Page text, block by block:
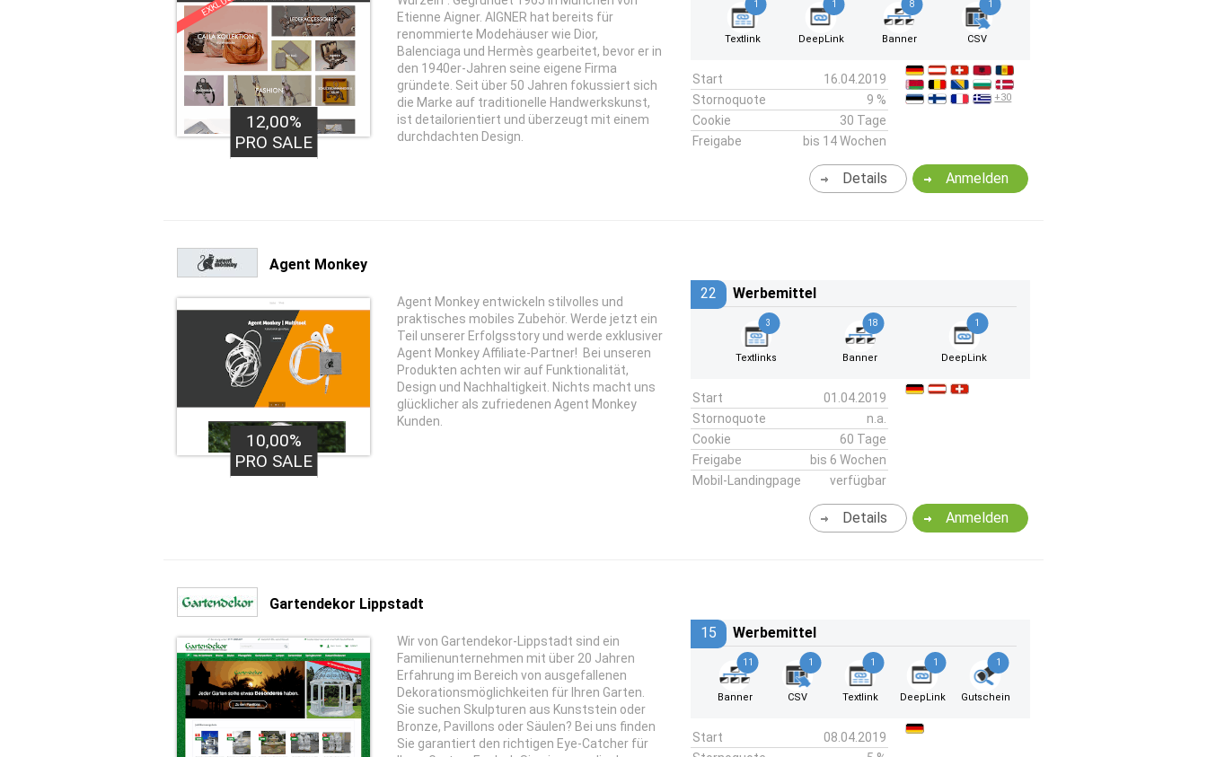
12,00%
PRO SALE
Etienne Aigner. AIGNER hat bereits für
renommierte Modehäuser wie Dior,
Balenciaga und Hermès gearbeitet, bevor er in
den 1940er-Jahren seine eigene Firma
gründete. Seit über 50 Jahren fokussiert sich
die Marke auf traditionelle Handwerkskunst,
ist detailorientiert und überzeugt mit einem
durchdachten Design.
1
Textlink
1
DeepLink
8
Banner
1
CSV
Start
16.04.2019
Stornoquote
9 %
Cookie
30 Tage
Freigabe
bis 14 Wochen
+30
Anmelden
Details
Agent Monkey
10,00%
PRO SALE
Agent Monkey entwickeln stilvolles und
praktisches mobiles Zubehör. Werde jetzt ein
Teil unserer Erfolgsstory und werde exklusiver
Agent Monkey Affiliate-Partner! Bei unseren
Produkten achten wir auf Funktionalität,
Design und Nachhaltigkeit. Nichts macht uns
glücklicher als zufriedenen Agent Monkey
Kunden.
22 Werbemittel
3
Textlinks
18
Banner
1
DeepLink
Start
01.04.2019
Stornoquote
n.a.
Cookie
60 Tage
Freigabe
bis 6 Wochen
Mobil-Landingpage
verfügbar
Anmelden
Details
Gartendekor Lippstadt
Wir von Gartendekor-Lippstadt sind ein
Familienunternehmen mit über 20 Jahren
Erfahrung im Bereich von ausgefallenen
Dekorationsmöglichkeiten für Ihren Garten.
Sie suchen Skulpturen aus Kunststein oder
Bronze, Pavillons oder Säulen? Bei uns finden
Sie garantiert den richtigen Eye-Catcher für
15 Werbemittel
11
Banner
1
CSV
1
Textlink
1
DeepLink
1
Gutschein
Start
08.04.2019